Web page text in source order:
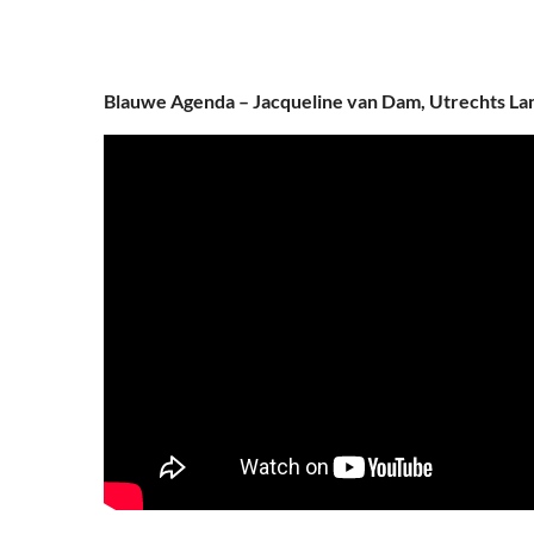
Blauwe Agenda – Jacqueline van Dam, Utrechts